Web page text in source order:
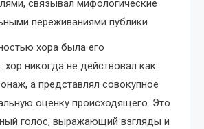
связывал мифологические
переживаниями публики.
хора была его
хор никогда не действовал как
а представлял совокупное
оценку происходящего. Это
голос, выражающий взгляды и